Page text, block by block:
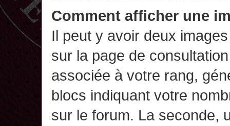
Comment afficher une
Il peut y avoir deux
sur la page de
associée à votre rang,
blocs indiquant votre
sur le forum. La seconde,